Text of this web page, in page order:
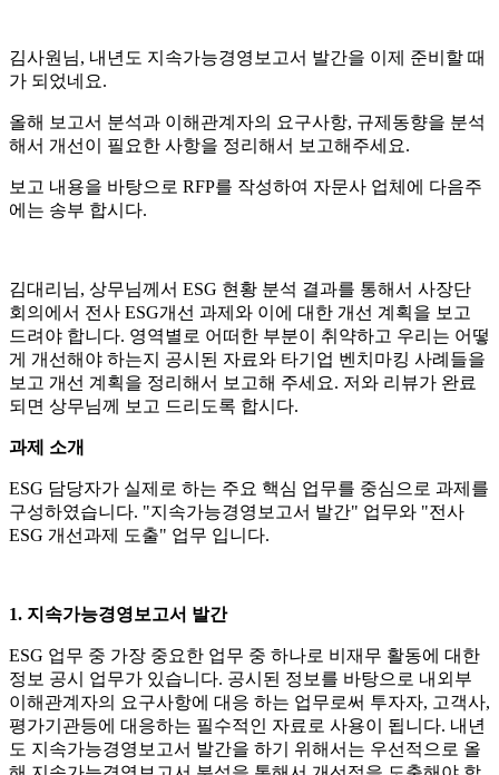
김사원님, 내년도 지속가능경영보고서 발간을 이제 준비할 때
가 되었네요.
올해 보고서 분석과 이해관계자의 요구사항, 규제동향을 분석
해서 개선이 필요한 사항을 정리해서 보고해주세요.
보고 내용을 바탕으로 RFP를 작성하여 자문사 업체에 다음주
에는 송부 합시다.
김대리님, 상무님께서 ESG 현황 분석 결과를 통해서 사장단
회의에서 전사 ESG개선 과제와 이에 대한 개선 계획을 보고
드려야 합니다. 영역별로 어떠한 부분이 취약하고 우리는 어떻
게 개선해야 하는지 공시된 자료와 타기업 벤치마킹 사례들을
보고 개선 계획을 정리해서 보고해 주세요. 저와 리뷰가 완료
되면 상무님께 보고 드리도록 합시다.
과제 소개
ESG 담당자가 실제로 하는 주요 핵심 업무를 중심으로 과제를
구성하였습니다. "지속가능경영보고서 발간" 업무와 "전사
ESG 개선과제 도출" 업무 입니다.
1. 지속가능경영보고서 발간
ESG 업무 중 가장 중요한 업무 중 하나로 비재무 활동에 대한
정보 공시 업무가 있습니다. 공시된 정보를 바탕으로 내외부
이해관계자의 요구사항에 대응 하는 업무로써 투자자, 고객사,
평가기관등에 대응하는 필수적인 자료로 사용이 됩니다. 내년
도 지속가능경영보고서 발간을 하기 위해서는 우선적으로 올